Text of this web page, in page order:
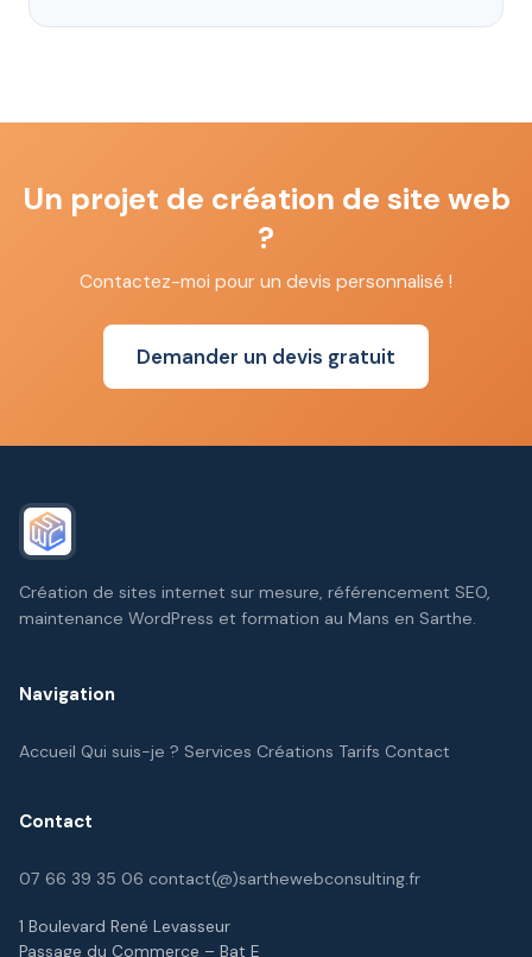
Un projet de création de site web
?
Contactez-moi pour un devis personnalisé !
Demander un devis gratuit
Création de sites internet sur mesure, référencement SEO,
maintenance WordPress et formation au Mans en Sarthe.
Navigation
Accueil Qui suis-je ? Services Créations Tarifs Contact
Contact
07 66 39 35 06 contact(@)sarthewebconsulting.fr
1 Boulevard René Levasseur
Passage du Commerce – Bat E